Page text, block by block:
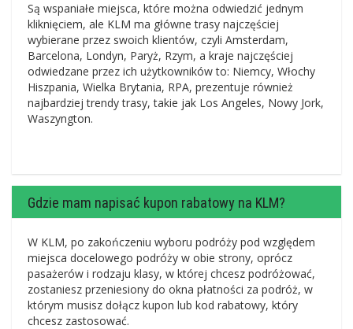
Są wspaniałe miejsca, które można odwiedzić jednym
kliknięciem, ale KLM ma główne trasy najczęściej
wybierane przez swoich klientów, czyli Amsterdam,
Barcelona, ​​Londyn, Paryż, Rzym, a kraje najczęściej
odwiedzane przez ich użytkowników to: Niemcy, Włochy
Hiszpania, Wielka Brytania, RPA, prezentuje również
najbardziej trendy trasy, takie jak Los Angeles, Nowy Jork,
Waszyngton.
Gdzie mam napisać kupon rabatowy na KLM?
W KLM, po zakończeniu wyboru podróży pod względem
miejsca docelowego podróży w obie strony, oprócz
pasażerów i rodzaju klasy, w której chcesz podróżować,
zostaniesz przeniesiony do okna płatności za podróż, w
którym musisz dołącz kupon lub kod rabatowy, który
chcesz zastosować.